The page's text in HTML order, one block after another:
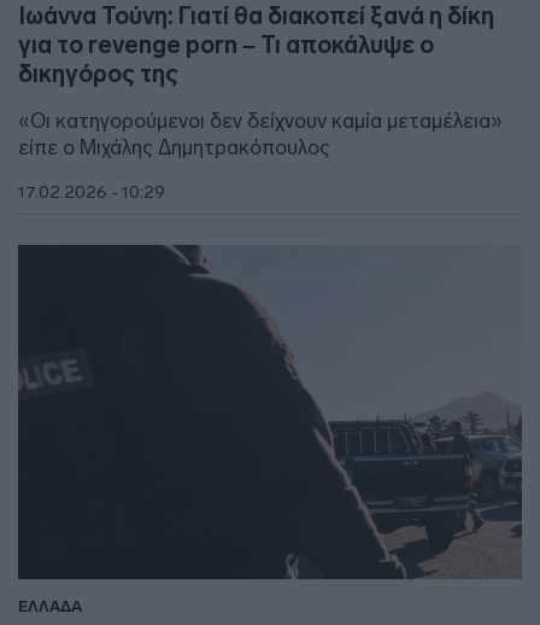
Ιωάννα Τούνη: Γιατί θα διακοπεί ξανά η δίκη
για το revenge porn – Τι αποκάλυψε ο
δικηγόρος της
«Οι κατηγορούμενοι δεν δείχνουν καμία μεταμέλεια»
είπε ο Μιχάλης Δημητρακόπουλος
17.02.2026 - 10:29
ΕΛΛΑΔΑ